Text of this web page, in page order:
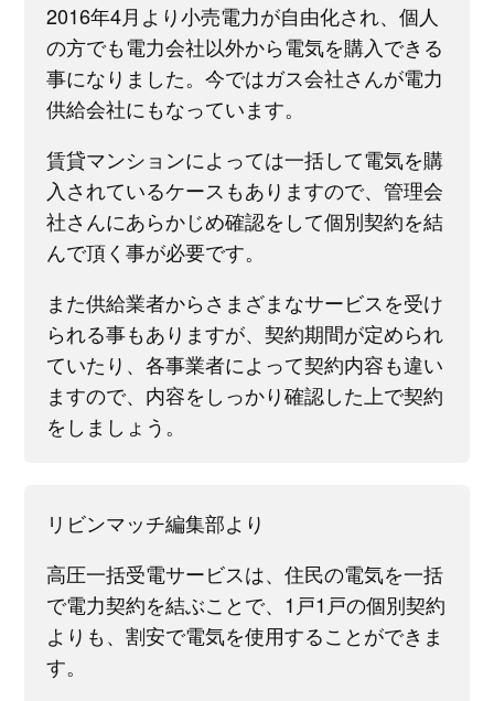
2016年4月より小売電力が自由化され、個人
の方でも電力会社以外から電気を購入できる
事になりました。今ではガス会社さんが電力
供給会社にもなっています。
賃貸マンションによっては一括して電気を購
入されているケースもありますので、管理会
社さんにあらかじめ確認をして個別契約を結
んで頂く事が必要です。
また供給業者からさまざまなサービスを受け
られる事もありますが、契約期間が定められ
ていたり、各事業者によって契約内容も違い
ますので、内容をしっかり確認した上で契約
をしましょう。
リビンマッチ編集部より
高圧一括受電サービスは、住民の電気を一括
で電力契約を結ぶことで、1戸1戸の個別契約
よりも、割安で電気を使用することができま
す。